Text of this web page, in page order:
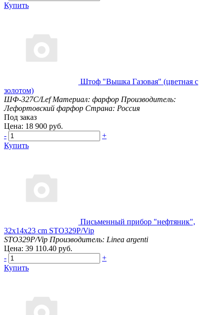
Купить
Штоф "Вышка Газовая" (цветная с
золотом)
ШФ-327С/Lef Материал: фарфор Производитель:
Лефортовский фарфор Страна: Россия
Под заказ
Цена: 18 900 руб.
-
+
Купить
Письменный прибор "нефтяник",
32х14х23 cm STO329P/Vip
STO329P/Vip Производитель: Linea argenti
Цена: 39 110.40 руб.
-
+
Купить